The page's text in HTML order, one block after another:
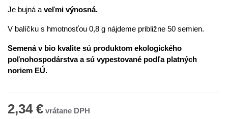
Je bujná a veľmi výnosná.
V balíčku s hmotnosťou 0,8 g nájdeme približne 50 semien.
Semená v bio kvalite sú produktom ekologického
poľnohospodárstva a sú vypestované podľa platných
noriem EÚ.
2,34 €